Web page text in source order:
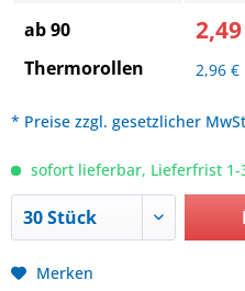
ab 90
Thermorollen
2,96
* Preise zzgl. gesetzlicher
sofort lieferbar, Lieferfrist 1-
Merken